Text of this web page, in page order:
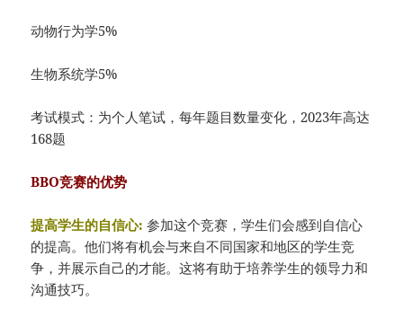
动物行为学5%
生物系统学5%
考试模式：为个人笔试，每年题目数量变化，2023年高达
168题
BBO竞赛的优势
提高学生的自信心: 参加这个竞赛，学生们会感到自信心
的提高。他们将有机会与来自不同国家和地区的学生竞
争，并展示自己的才能。这将有助于培养学生的领导力和
沟通技巧。